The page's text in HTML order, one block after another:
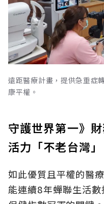
遠距醫療計畫，提供急重症
康平權。
守護世界第一》
活力「不老台灣」
如此優質且平權的醫
能連續8年蟬聯生活